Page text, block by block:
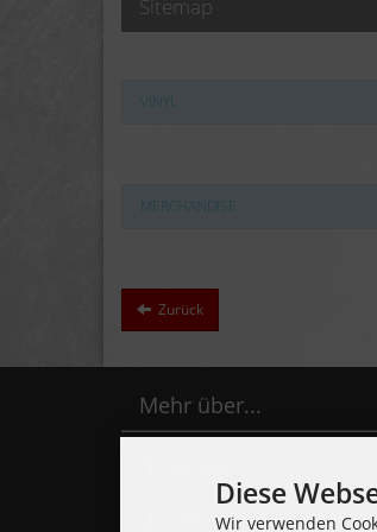
Sitemap
VINYL
MERCHANDISE
Zurück
Mehr über...
Lieferzeit
Diese
Wir verwenden